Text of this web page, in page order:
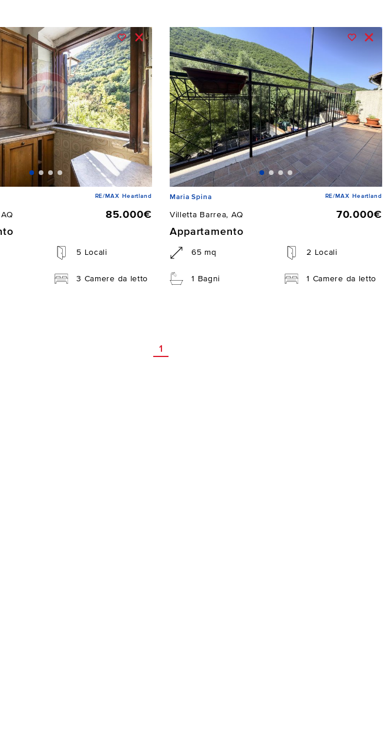
RE/MAX Heartland
85.000€
5 Locali
3 Camere da letto
Maria Spina RE/MAX Heartland
Villetta Barrea, AQ
70.000€
Appartamento
65 mq 2 Locali
1 Bagni 1 Camere da letto
1